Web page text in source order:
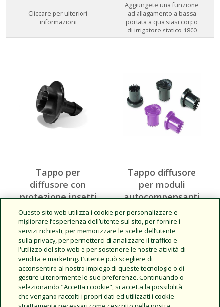
Cliccare per ulteriori
informazioni
Aggiungete una funzione
ad allagamento a bassa
portata a qualsiasi corpo
di irrigatore statico 1800
Tappo per
diffusore con
protezione insetti
Impedisce a insetti e
detriti di penetrare nel
tubo di distribuzione da
6 mm (1/4") e di ostruirlo
Tappo diffusore
per moduli
autocompensanti
(PC)
Cliccare per ulteriori
informazioni
Questo sito web utilizza i cookie per personalizzare e
migliorare l’esperienza dell’utente sul sito, per fornire i
servizi richiesti, per memorizzare le scelte dell’utente
sulla privacy, per permetterci di analizzare il traffico e
l'utilizzo del sito web e per sostenere le nostre attività di
vendita e marketing. L’utente può scegliere di
acconsentire al nostro impiego di queste tecnologie o di
gestire ulteriormente le sue preferenze. Continuando o
selezionando "Accetta i cookie", si accetta la possibilità
che vengano raccolti i propri dati ed utilizzati i cookie